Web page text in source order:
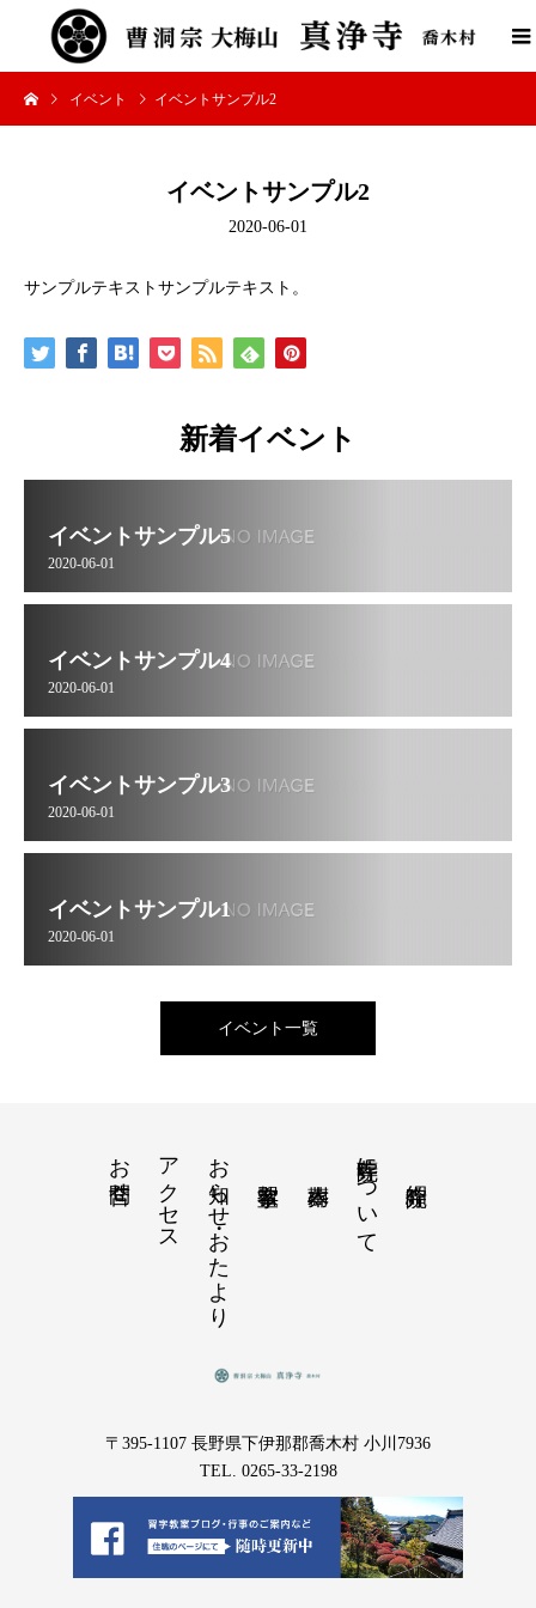
イベント イベントサンプル2
イベントサンプル2
2020-06-01
サンプルテキストサンプルテキスト。
新着イベント
イベントサンプル5
2020-06-01
イベントサンプル4
2020-06-01
イベントサンプル3
2020-06-01
イベントサンプル1
2020-06-01
イベント一覧
寺院葬について
お知らせ・おたより
アクセス
お問合せ
〒395-1107 長野県下伊那郡喬木村 小川7936
TEL. 0265-33-2198